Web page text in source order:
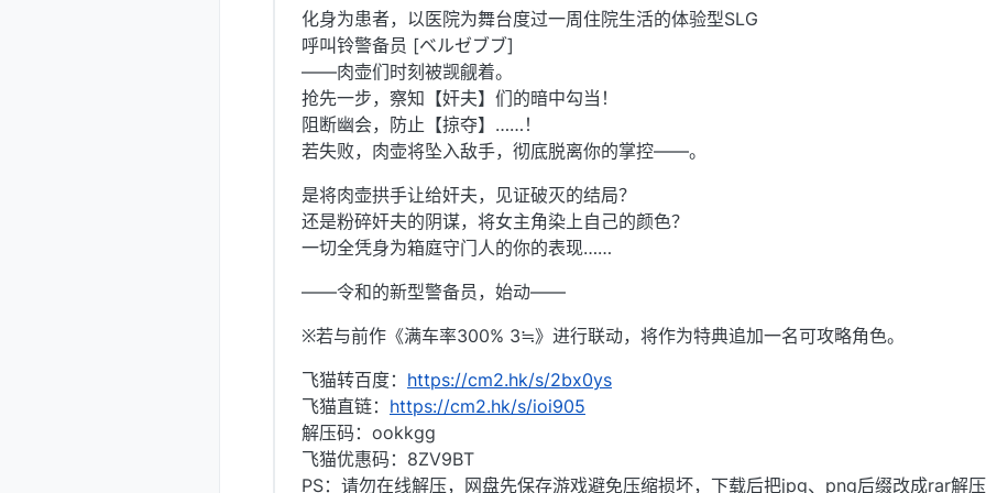
化身为患者，以医院为舞台度过一周住院生活的体验型SLG
呼叫铃警备员 [ベルゼブブ]
——肉壶们时刻被觊觎着。
抢先一步，察知【奸夫】们的暗中勾当！
阻断幽会，防止【掠夺】……！
若失败，肉壶将坠入敌手，彻底脱离你的掌控——。
是将肉壶拱手让给奸夫，见证破灭的结局？
还是粉碎奸夫的阴谋，将女主角染上自己的颜色？
一切全凭身为箱庭守门人的你的表现……
——令和的新型警备员，始动——
※若与前作《满车率300% 3≒》进行联动，将作为特典追加一名可攻略角色。
飞猫转百度： https://cm2.hk/s/2bx0ys
飞猫直链： https://cm2.hk/s/ioi905
解压码：ookkgg
飞猫优惠码：8ZV9BT
PS：请勿在线解压，网盘先保存游戏避免压缩损坏，下载后把jpg、png后缀改成rar解